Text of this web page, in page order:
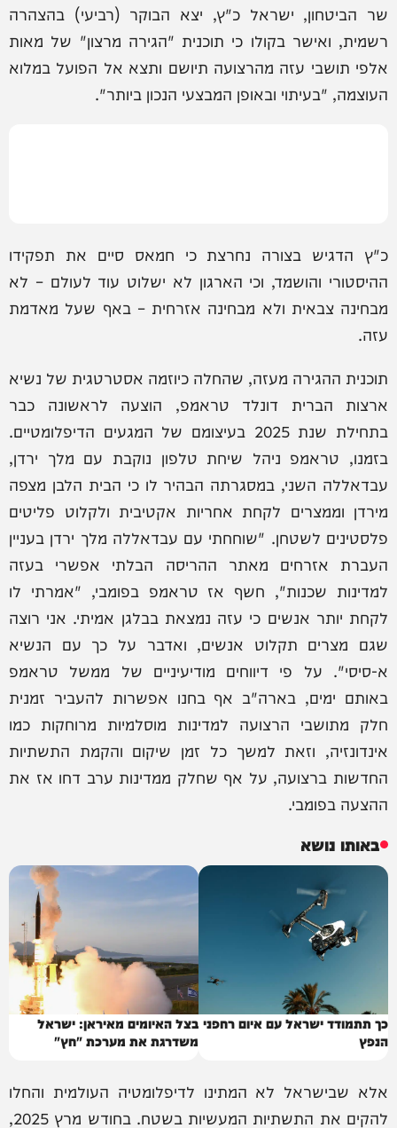
שר הביטחון, ישראל כ"ץ, יצא הבוקר (רביעי) בהצהרה
רשמית, ואישר בקולו כי תוכנית "הגירה מרצון" של מאות
אלפי תושבי עזה מהרצועה תיושם ותצא אל הפועל במלוא
העוצמה, "בעיתוי ובאופן המבצעי הנכון ביותר".
כ"ץ הדגיש בצורה נחרצת כי חמאס סיים את תפקידו
ההיסטורי והושמד, וכי הארגון לא ישלוט עוד לעולם – לא
מבחינה צבאית ולא מבחינה אזרחית – באף שעל מאדמת
עזה.
תוכנית ההגירה מעזה, שהחלה כיוזמה אסטרטגית של נשיא
ארצות הברית דונלד טראמפ, הוצעה לראשונה כבר
בתחילת שנת 2025 בעיצומם של המגעים הדיפלומטיים.
בזמנו, טראמפ ניהל שיחת טלפון נוקבת עם מלך ירדן,
עבדאללה השני, במסגרתה הבהיר לו כי הבית הלבן מצפה
מירדן וממצרים לקחת אחריות אקטיבית ולקלוט פליטים
פלסטינים לשטחן. "שוחחתי עם עבדאללה מלך ירדן בעניין
העברת אזרחים מאתר ההריסה הבלתי אפשרי בעזה
למדינות שכנות", חשף אז טראמפ בפומבי, "אמרתי לו
לקחת יותר אנשים כי עזה נמצאת בבלגן אמיתי. אני רוצה
שגם מצרים תקלוט אנשים, ואדבר על כך עם הנשיא
א-סיסי". על פי דיווחים מודיעיניים של ממשל טראמפ
באותם ימים, בארה"ב אף בחנו אפשרות להעביר זמנית
חלק מתושבי הרצועה למדינות מוסלמיות מרוחקות כמו
אינדונזיה, וזאת למשך כל זמן שיקום והקמת התשתיות
החדשות ברצועה, על אף שחלק ממדינות ערב דחו אז את
ההצעה בפומבי.
באותו נושא
כך תתמודד ישראל עם איום רחפני
הנפץ
בצל האיומים מאיראן: ישראל
משדרגת את מערכת "חץ"
אלא שבישראל לא המתינו לדיפלומטיה העולמית והחלו
להקים את התשתיות המעשיות בשטח. בחודש מרץ 2025,